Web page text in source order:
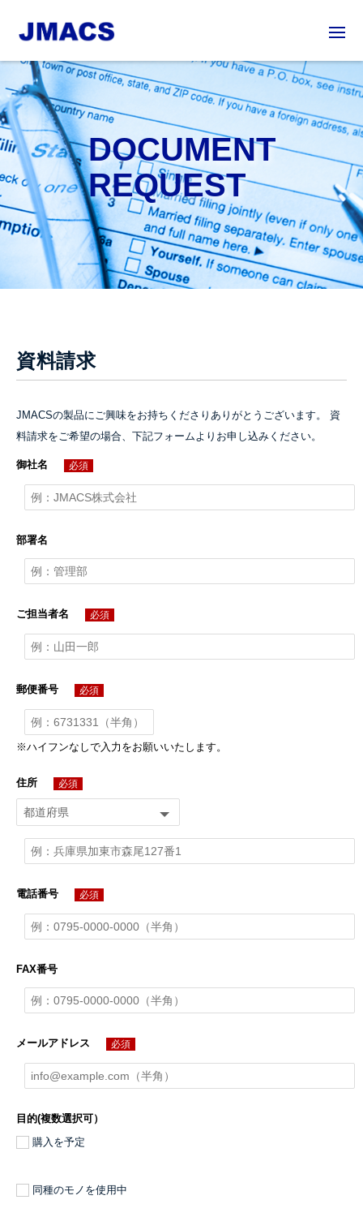
DOCUMENT
REQUEST
資料請求
JMACSの製品にご興味をお持ちくださりありがとうございます。 資
料請求をご希望の場合、下記フォームよりお申し込みください。
御社名 必須
部署名
ご担当者名 必須
郵便番号 必須
ハイフンなしで入力をお願いいたします。
住所 必須
電話番号 必須
FAX番号
メールアドレス 必須
目的(複数選択可）
購入を予定
同種のモノを使用中